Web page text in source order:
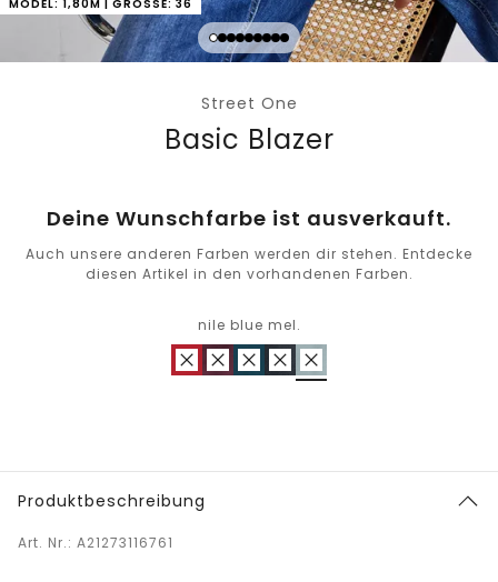
MODEL: 1,80M | GRÖSSE: 36
Street One
Basic Blazer
Deine Wunschfarbe ist ausverkauft.
Auch unsere anderen Farben werden dir stehen. Entdecke
diesen Artikel in den vorhandenen Farben.
nile blue mel.
Produktbeschreibung
Art. Nr.: A21273116761